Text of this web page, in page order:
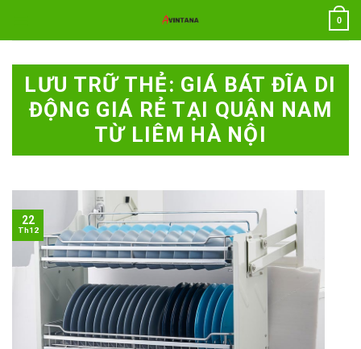
nội
0
LƯU TRỮ THẺ: GIÁ BÁT ĐĨA DI
ĐỘNG GIÁ RẺ TẠI QUẬN NAM
TỪ LIÊM HÀ NỘI
22
Th12